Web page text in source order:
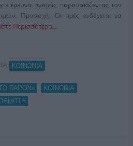
έρευνα αγοράς παρουσιάζοντας τον
Προσοχή: Οι τιμές ενδέχεται να
Περισσότερα...
ΚΟΙΝΩΝΙΑ
ΠΑΡΟΝ» ΚΟΙΝΩΝΙΑ